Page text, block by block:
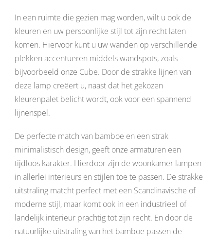
In een ruimte die gezien mag worden, wilt u ook de
kleuren en uw persoonlijke stijl tot zijn recht laten
komen. Hiervoor kunt u uw wanden op verschillende
plekken accentueren middels wandspots, zoals
bijvoorbeeld onze Cube. Door de strakke lijnen van
deze lamp creëert u, naast dat het gekozen
kleurenpalet belicht wordt, ook voor een spannend
lijnenspel.
De perfecte match van bamboe en een strak
minimalistisch design, geeft onze armaturen een
tijdloos karakter. Hierdoor zijn de woonkamer lampen
in allerlei interieurs en stijlen toe te passen. De strakke
uitstraling matcht perfect met een Scandinavische of
moderne stijl, maar komt ook in een industrieel of
landelijk interieur prachtig tot zijn recht. En door de
natuurlijke uitstraling van het bamboe passen de